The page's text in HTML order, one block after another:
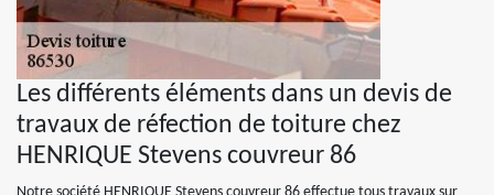
Les différents éléments dans un devis de
travaux de réfection de toiture chez
HENRIQUE Stevens couvreur 86